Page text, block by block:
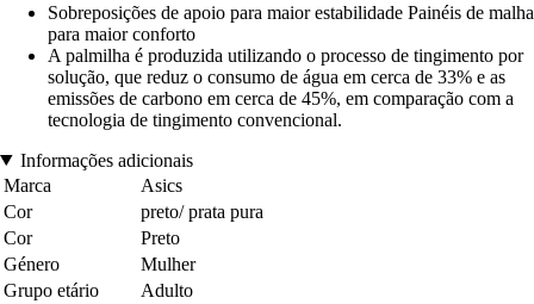
Sobreposições de apoio para maior estabilidade Painéis de malha
para maior conforto
A palmilha é produzida utilizando o processo de tingimento por
solução, que reduz o consumo de água em cerca de 33% e as
emissões de carbono em cerca de 45%, em comparação com a
tecnologia de tingimento convencional.
Informações adicionais
Marca
Asics
Cor
preto/ prata pura
Cor
Preto
Género
Mulher
Grupo etário
Adulto